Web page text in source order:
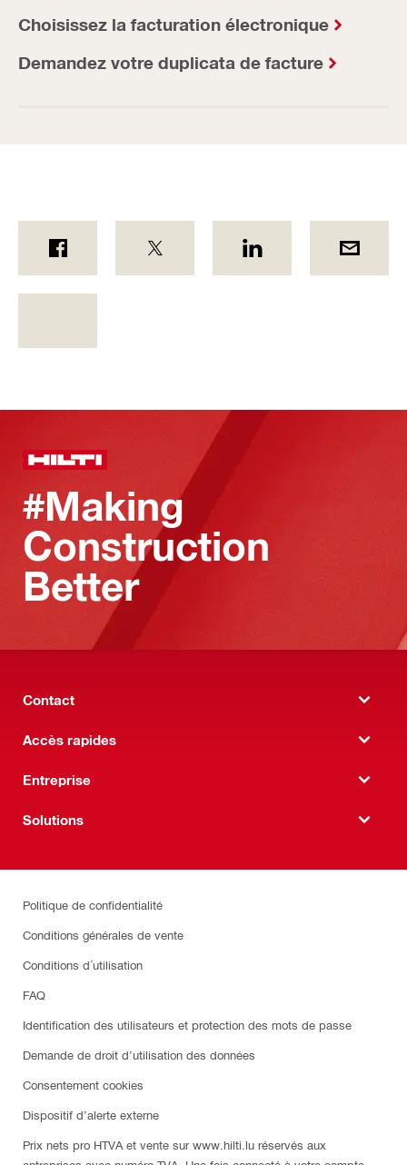
Choisissez la facturation électronique
Demandez votre duplicata de facture
#Making
Construction
Better
Contact
Accès rapides
Entreprise
Solutions
Politique de confidentialité
Conditions générales de vente
Conditions d´utilisation
FAQ
Identification des utilisateurs et protection des mots de passe
Demande de droit d’utilisation des données
Consentement cookies
Dispositif d’alerte externe
Prix nets pro HTVA et vente sur www.hilti.lu réservés aux